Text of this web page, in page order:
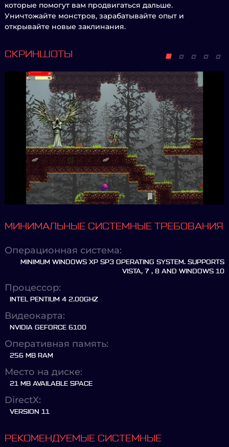
которые помогут вам продвигаться дальше.
Уничтожайте монстров, зарабатывайте опыт и
открывайте новые заклинания.
СКРИНШОТЫ
МИНИМАЛЬНЫЕ СИСТЕМНЫЕ ТРЕБОВАНИЯ
Операционная система:
MINIMUM WINDOWS XP SP3 OPERATING SYSTEM. SUPPORTS
VISTA, 7 , 8 AND WINDOWS 10
Процессор:
INTEL PENTIUM 4 2.00GHZ
Видеокарта:
NVIDIA GEFORCE 6100
Оперативная память:
256 MB RAM
Место на диске:
21 MB AVAILABLE SPACE
DirectX:
VERSION 11
РЕКОМЕНДУЕМЫЕ СИСТЕМНЫЕ